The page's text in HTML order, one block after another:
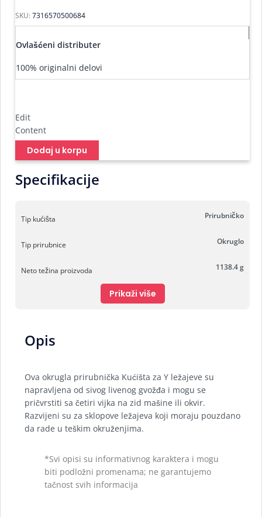
SKU: 7316570500684
Ovlašćeni distributer
100% originalni delovi
Edit
Content
Dodaj u korpu
Specifikacije
Tip kućišta Prirubničko
Tip prirubnice Okruglo
Neto težina proizvoda 1138.4 g
Prikaži više
Opis
Ova okrugla prirubnička Kućišta za Y ležajeve su
napravljena od sivog livenog gvožđa i mogu se
pričvrstiti sa četiri vijka na zid mašine ili okvir.
Razvijeni su za sklopove ležajeva koji moraju pouzdano
da rade u teškim okruženjima.
*Svi opisi su informativnog karaktera i mogu
biti podložni promenama; ne garantujemo
tačnost svih informacija